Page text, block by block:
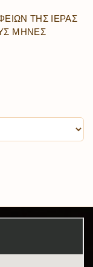
ΤΗΣ ΙΕΡΑΣ
ΜΗΝΕΣ